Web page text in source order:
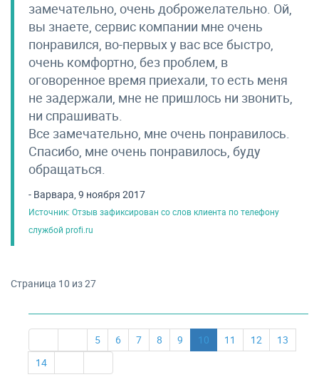
замечательно, очень доброжелательно. Ой,
вы знаете, сервис компании мне очень
понравился, во-первых у вас все быстро,
очень комфортно, без проблем, в
оговоренное время приехали, то есть меня
не задержали, мне не пришлось ни звонить,
ни спрашивать.
Все замечательно, мне очень понравилось.
Спасибо, мне очень понравилось, буду
обращаться.
- Варвара, 9 ноября 2017
Источник: Отзыв зафиксирован со слов клиента по телефону
службой profi.ru
Страница 10 из 27
5 6 7 8 9 10 11 12
13
14